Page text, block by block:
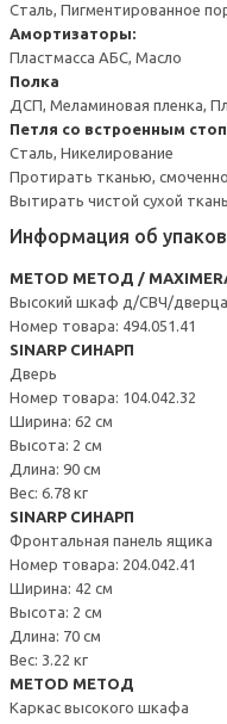
Сталь, Пигментированное
Амортизаторы:
Пластмасса АБС, Масло
Полка
ДСП, Меламиновая пленка,
Петля со встроенным
Сталь, Никелирование
Протирать тканью,
Вытирать чистой сухой
Информация об
METOD МЕТОД /
Высокий шкаф д/СВЧ/
Номер товара: 494.051.41
SINARP СИНАРП
Дверь
Номер товара: 104.042.32
Ширина: 62 см
Высота: 2 см
Длина: 90 см
Вес: 6.78 кг
SINARP СИНАРП
Фронтальная панель ящика
Номер товара: 204.042.41
Ширина: 42 см
Высота: 2 см
Длина: 70 см
Вес: 3.22 кг
METOD МЕТОД
Каркас высокого шкафа